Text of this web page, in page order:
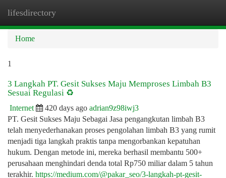
lifesdirectory
Home
1
3 Langkah PT. Gesit Sukses Maju Memproses Limbah B3
Sesuai Regulasi ♻️
Internet 420 days ago adrian9z98iwj3
PT. Gesit Sukses Maju Sebagai Jasa pengangkutan limbah B3
telah menyederhanakan proses pengolahan limbah B3 yang rumit
menjadi tiga langkah praktis tanpa mengorbankan kepatuhan
hukum. Dengan metode ini, mereka berhasil membantu 500+
perusahaan menghindari denda total Rp750 miliar dalam 5 tahun
terakhir. https://medium.com/@pakar_seo/3-langkah-pt-gesit-